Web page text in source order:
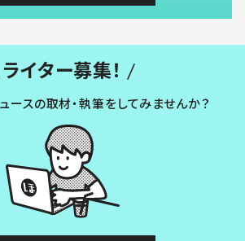
ライター募集！
ースの取材・執筆をしてみませんか？